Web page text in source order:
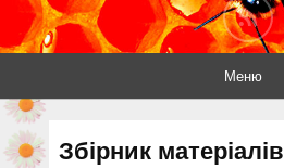
Меню
Збірник матеріалів